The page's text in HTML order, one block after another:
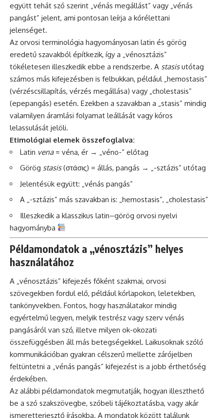
együtt tehát szó szerint „vénás megállást” vagy „vénás
pangást” jelent, ami pontosan leírja a kórélettani
jelenséget.
Az orvosi terminológia hagyományosan latin és görög
eredetű szavakból építkezik, így a „vénosztázis”
tökéletesen illeszkedik ebbe a rendszerbe. A stasisutótag
számos más kifejezésben is felbukkan, például „hemostasis”
(vérzéscsillapítás, vérzés megállása) vagy „cholestasis”
(epepangás) esetén. Ezekben a szavakban a „stasis” mindig
valamilyen áramlási folyamat leállását vagy kóros
lelassulását jelöli.
Etimológiai elemek összefoglalva:
Latin vena= véna, ér → „véno-” előtag
Görög stasis(στάσις) = állás, pangás → „-sztázis” utótag
Jelentésük együtt: „vénás pangás”
A „-sztázis” más szavakban is: „hemostasis”, „cholestasis”
Illeszkedik a klasszikus latin–görög orvosi nyelvi
hagyományba
Példamondatok a „vénosztázis” helyes
használatához
A „vénosztázis” kifejezés főként szakmai, orvosi
szövegekben fordul elő, például kórlapokon, leletekben,
tankönyvekben. Fontos, hogy használatakor mindig
egyértelmű legyen, melyik testrész vagy szerv vénás
pangásáról van szó, illetve milyen ok-okozati
összefüggésben áll más betegségekkel. Laikusoknak szóló
kommunikációban gyakran célszerű mellette zárójelben
feltüntetni a „vénás pangás” kifejezést is a jobb érthetőség
érdekében.
Az alábbi példamondatok megmutatják, hogyan illeszthető
be a szó szakszövegbe, szóbeli tájékoztatásba, vagy akár
ismeretterjesztő írásokba. A mondatok között találunk